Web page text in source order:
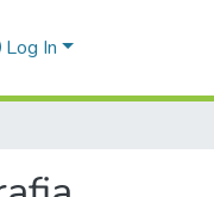
Log In